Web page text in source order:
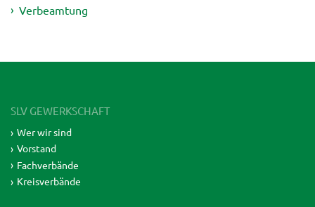
Verbeamtung
SLV GEWERKSCHAFT
Wer wir sind
Vorstand
Fachverbände
Kreisverbände